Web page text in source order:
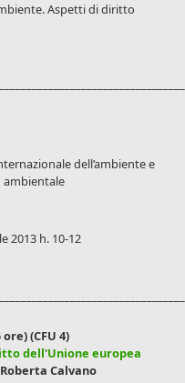
Aspetti di diritto
dell’ambiente e
ambientale
2013 h. 10-12
(CFU 4)
dell'Unione europea
Calvano